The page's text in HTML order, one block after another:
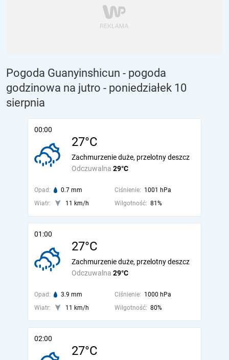
Pogoda Guanyinshicun - pogoda
godzinowa na jutro - poniedziałek 10
sierpnia
00:00
27°C
Odczuwalna 29°C
Zachmurzenie duże, przelotny deszcz
Opad: 0.7 mm Ciśnienie: 1001 hPa
Wiatr:
11 km/h Wilgotność: 81%
01:00
27°C
Odczuwalna 29°C
Zachmurzenie duże, przelotny deszcz
Opad: 3.9 mm Ciśnienie: 1000 hPa
Wiatr:
11 km/h Wilgotność: 80%
02:00
27°C